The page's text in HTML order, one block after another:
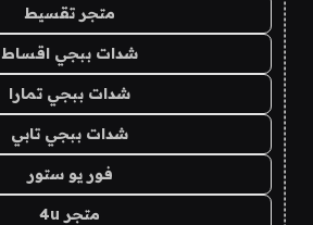
متجر تقسيط
شدات ببجي اقساط
شدات ببجي تمارا
شدات ببجي تابي
فور يو ستور
متجر 4u